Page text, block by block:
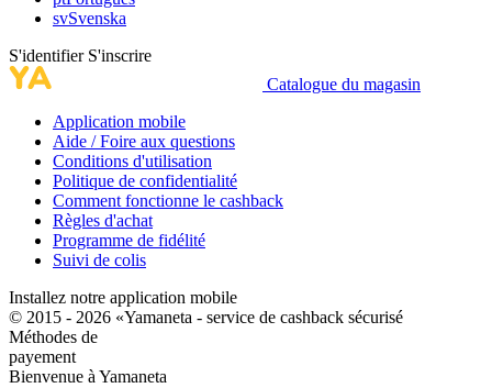
svSvenska
S'identifier S'inscrire
Catalogue du magasin
Application mobile
Aide / Foire aux questions
Conditions d'utilisation
Politique de confidentialité
Comment fonctionne le cashback
Règles d'achat
Programme de fidélité
Suivi de colis
Installez notre application mobile
© 2015 - 2026 «Yamaneta - service de cashback sécurisé
Méthodes de
payement
Bienvenue à Yamaneta